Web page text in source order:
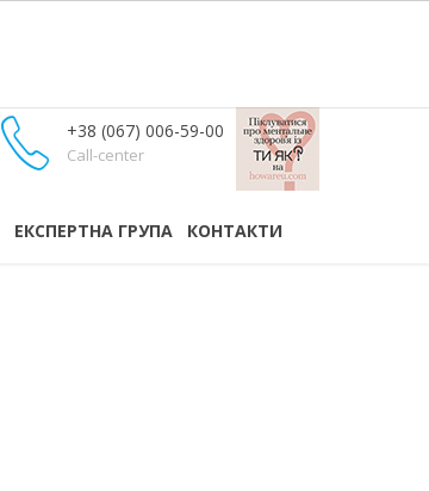
+38 (067) 006-59-00
Call-center
ЕКСПЕРТНА ГРУПА КОНТАКТИ